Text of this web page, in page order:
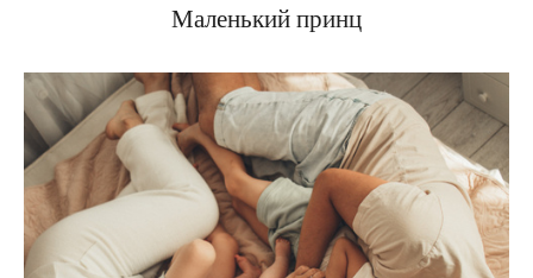
Маленький принц